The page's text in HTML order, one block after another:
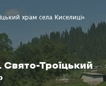
Свято-Троїцький
храм села Киселиці»